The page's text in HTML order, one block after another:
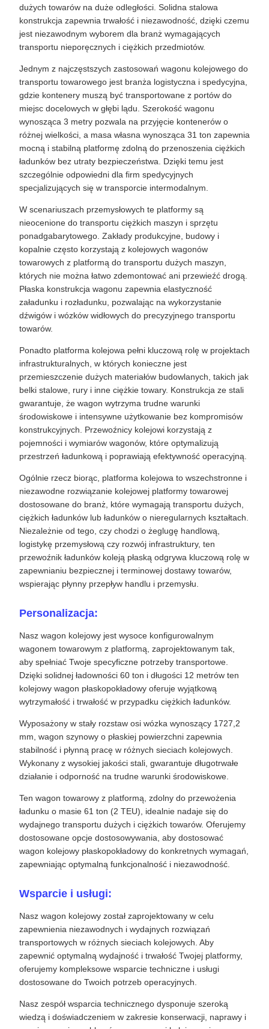
dużych towarów na duże odległości. Solidna stalowa
konstrukcja zapewnia trwałość i niezawodność, dzięki czemu
jest niezawodnym wyborem dla branż wymagających
transportu nieporęcznych i ciężkich przedmiotów.
Jednym z najczęstszych zastosowań wagonu kolejowego do
transportu towarowego jest branża logistyczna i spedycyjna,
gdzie kontenery muszą być transportowane z portów do
miejsc docelowych w głębi lądu. Szerokość wagonu
wynosząca 3 metry pozwala na przyjęcie kontenerów o
różnej wielkości, a masa własna wynosząca 31 ton zapewnia
mocną i stabilną platformę zdolną do przenoszenia ciężkich
ładunków bez utraty bezpieczeństwa. Dzięki temu jest
szczególnie odpowiedni dla firm spedycyjnych
specjalizujących się w transporcie intermodalnym.
W scenariuszach przemysłowych te platformy są
nieocenione do transportu ciężkich maszyn i sprzętu
ponadgabarytowego. Zakłady produkcyjne, budowy i
kopalnie często korzystają z kolejowych wagonów
towarowych z platformą do transportu dużych maszyn,
których nie można łatwo zdemontować ani przewieźć drogą.
Płaska konstrukcja wagonu zapewnia elastyczność
załadunku i rozładunku, pozwalając na wykorzystanie
dźwigów i wózków widłowych do precyzyjnego transportu
towarów.
Ponadto platforma kolejowa pełni kluczową rolę w projektach
infrastrukturalnych, w których konieczne jest
przemieszczenie dużych materiałów budowlanych, takich jak
belki stalowe, rury i inne ciężkie towary. Konstrukcja ze stali
gwarantuje, że wagon wytrzyma trudne warunki
środowiskowe i intensywne użytkowanie bez kompromisów
konstrukcyjnych. Przewoźnicy kolejowi korzystają z
pojemności i wymiarów wagonów, które optymalizują
przestrzeń ładunkową i poprawiają efektywność operacyjną.
Ogólnie rzecz biorąc, platforma kolejowa to wszechstronne i
niezawodne rozwiązanie kolejowej platformy towarowej
dostosowane do branż, które wymagają transportu dużych,
ciężkich ładunków lub ładunków o nieregularnych kształtach.
Niezależnie od tego, czy chodzi o żeglugę handlową,
logistykę przemysłową czy rozwój infrastruktury, ten
przewoźnik ładunków koleją płaską odgrywa kluczową rolę w
zapewnianiu bezpiecznej i terminowej dostawy towarów,
wspierając płynny przepływ handlu i przemysłu.
Personalizacja:
Nasz wagon kolejowy jest wysoce konfigurowalnym
wagonem towarowym z platformą, zaprojektowanym tak,
aby spełniać Twoje specyficzne potrzeby transportowe.
Dzięki solidnej ładowności 60 ton i długości 12 metrów ten
kolejowy wagon płaskopokładowy oferuje wyjątkową
wytrzymałość i trwałość w przypadku ciężkich ładunków.
Wyposażony w stały rozstaw osi wózka wynoszący 1727,2
mm, wagon szynowy o płaskiej powierzchni zapewnia
stabilność i płynną pracę w różnych sieciach kolejowych.
Wykonany z wysokiej jakości stali, gwarantuje długotrwałe
działanie i odporność na trudne warunki środowiskowe.
Ten wagon towarowy z platformą, zdolny do przewożenia
ładunku o masie 61 ton (2 TEU), idealnie nadaje się do
wydajnego transportu dużych i ciężkich towarów. Oferujemy
dostosowane opcje dostosowywania, aby dostosować
wagon kolejowy płaskopokładowy do konkretnych wymagań,
zapewniając optymalną funkcjonalność i niezawodność.
Wsparcie i usługi:
Nasz wagon kolejowy został zaprojektowany w celu
zapewnienia niezawodnych i wydajnych rozwiązań
transportowych w różnych sieciach kolejowych. Aby
zapewnić optymalną wydajność i trwałość Twojej platformy,
oferujemy kompleksowe wsparcie techniczne i usługi
dostosowane do Twoich potrzeb operacyjnych.
Nasz zespół wsparcia technicznego dysponuje szeroką
wiedzą i doświadczeniem w zakresie konserwacji, naprawy i